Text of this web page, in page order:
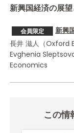
新興国経済の展
会員限定
新興
長井 滋人（Oxford
Evghenia
Economics
この情